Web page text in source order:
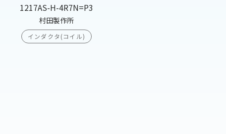
1217AS-H-4R7N=P3
村田製作所
インダクタ(コイル)